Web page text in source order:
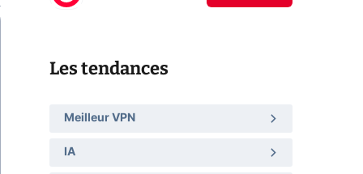
Les tendances
Meilleur VPN
IA